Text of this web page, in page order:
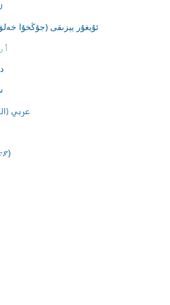
ئۇيغۇر يېزىقى (جۇڭخۇا
عربي